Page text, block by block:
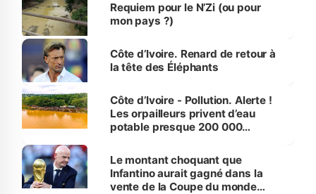
Requiem pour le N’Zi (ou pour
mon pays ?)
Côte d’Ivoire. Renard de retour à
la tête des Éléphants
Côte d’Ivoire - Pollution. Alerte !
Les orpailleurs privent d’eau
potable presque 200 000
Le montant choquant que
Infantino aurait gagné dans la
vente de la Coupe du monde